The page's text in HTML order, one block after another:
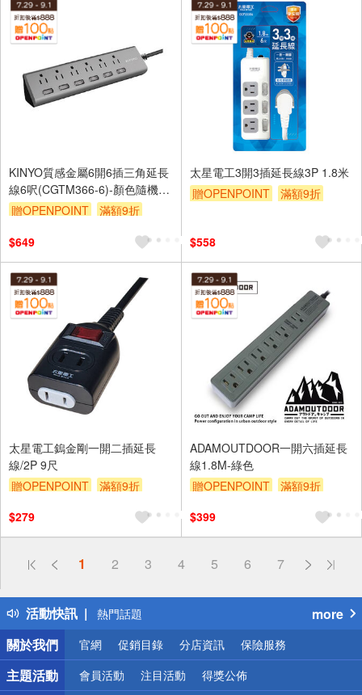
KINYO質感金屬6開6插三角延長
線6呎(CGTM366-6)-顏色隨機出
貨
贈OPENPOINT
滿額9折
$649
太星電工3開3插延長線3P 1.8米
贈OPENPOINT
滿額9折
$558
太星電工鎢金剛一開二插延長
線/2P 9尺
贈OPENPOINT
滿額9折
$279
ADAMOUTDOOR一開六插延長
線1.8M-綠色
贈OPENPOINT
滿額9折
$399
1 2 3 4 5 6 7
活動快訊
偏遠地區配送
得獎公告
熱門話題
銀行優惠
偏遠地區配送
詐騙網頁！請小心！
more
關於我們
官網 促銷目錄 分店資訊 保險服務
主題活動 會員活動 注目活動 得獎公佈